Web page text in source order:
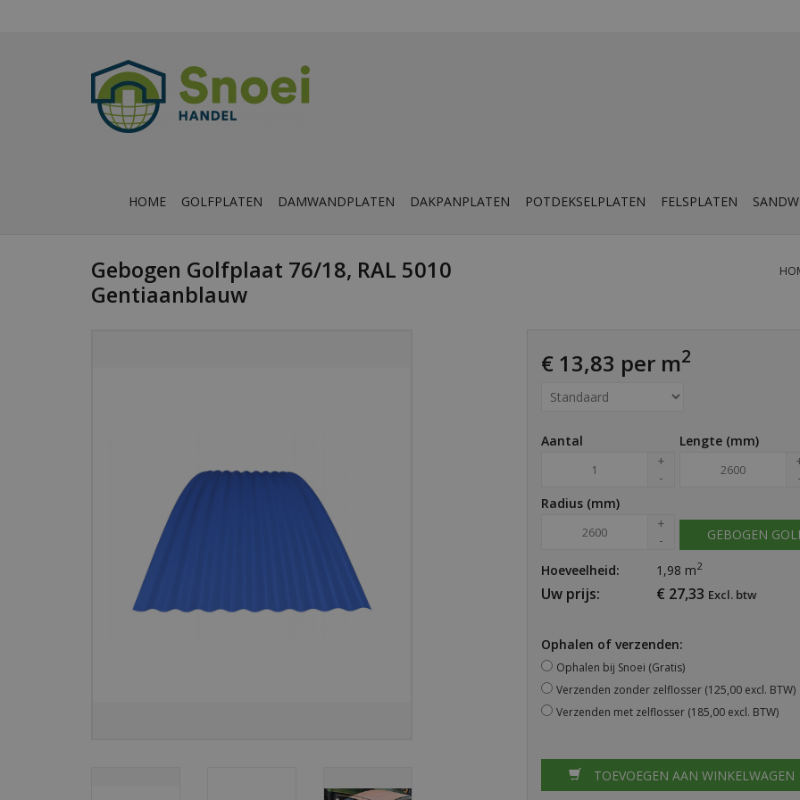
HOME GOLFPLATEN DAMWANDPLATEN DAKPANPLATEN POTDEKSELPLATEN FELSPLATEN
Gebogen Golfplaat 76/18, RAL 5010
Gentiaanblauw
€ 13,83 per m2
Aantal
+
-
Lengte (mm)
-
Radius (mm)
+
-
GEBOGEN
Hoeveelheid: 1,98 m2
Uw prijs: € 27,33 Excl. btw
Ophalen of verzenden:
Ophalen bij Snoei (Gratis)
Verzenden zonder zelflosser (125,00 excl. BTW)
Verzenden met zelflosser (185,00 excl. BTW)
TOEVOEGEN AAN WINKELWAGEN